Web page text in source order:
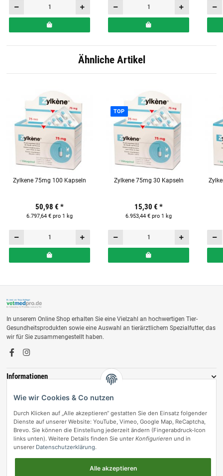
Ähnliche Artikel
Zylkene 75mg 100 Kapseln
50,98 € *
6.797,64 € pro 1 kg
TOP
Zylkene 75mg 30 Kapseln
15,30 € *
6.953,44 € pro 1 kg
In unserem Online Shop erhalten Sie eine Vielzahl an hochwertigen Tier-
Gesundheitsprodukten sowie eine Auswahl an tierärztlichem Spezialfutter, das
wir für Sie zusammengestellt haben.
Informationen
Zahlungsmöglichkeiten
Wie wir Cookies & Co nutzen
Durch Klicken auf „Alle akzeptieren“ gestatten Sie den Einsatz folgender
Dienste auf unserer Website: YouTube, Vimeo, Google Map, ReCaptcha,
Brevo. Sie können die Einstellung jederzeit ändern (Fingerabdruck-Icon
links unten). Weitere Details finden Sie unter Konfigurieren und in
unserer Datenschutzerklärung.
Alle akzeptieren